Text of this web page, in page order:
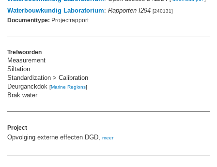
Waterbouwkundig Laboratorium: Rapporten I294 [240131]
Documenttype: Projectrapport
Trefwoorden
Measurement
Siltation
Standardization > Calibration
Deurganckdok [Marine Regions]
Brak water
Project
Opvolging externe effecten DGD, meer